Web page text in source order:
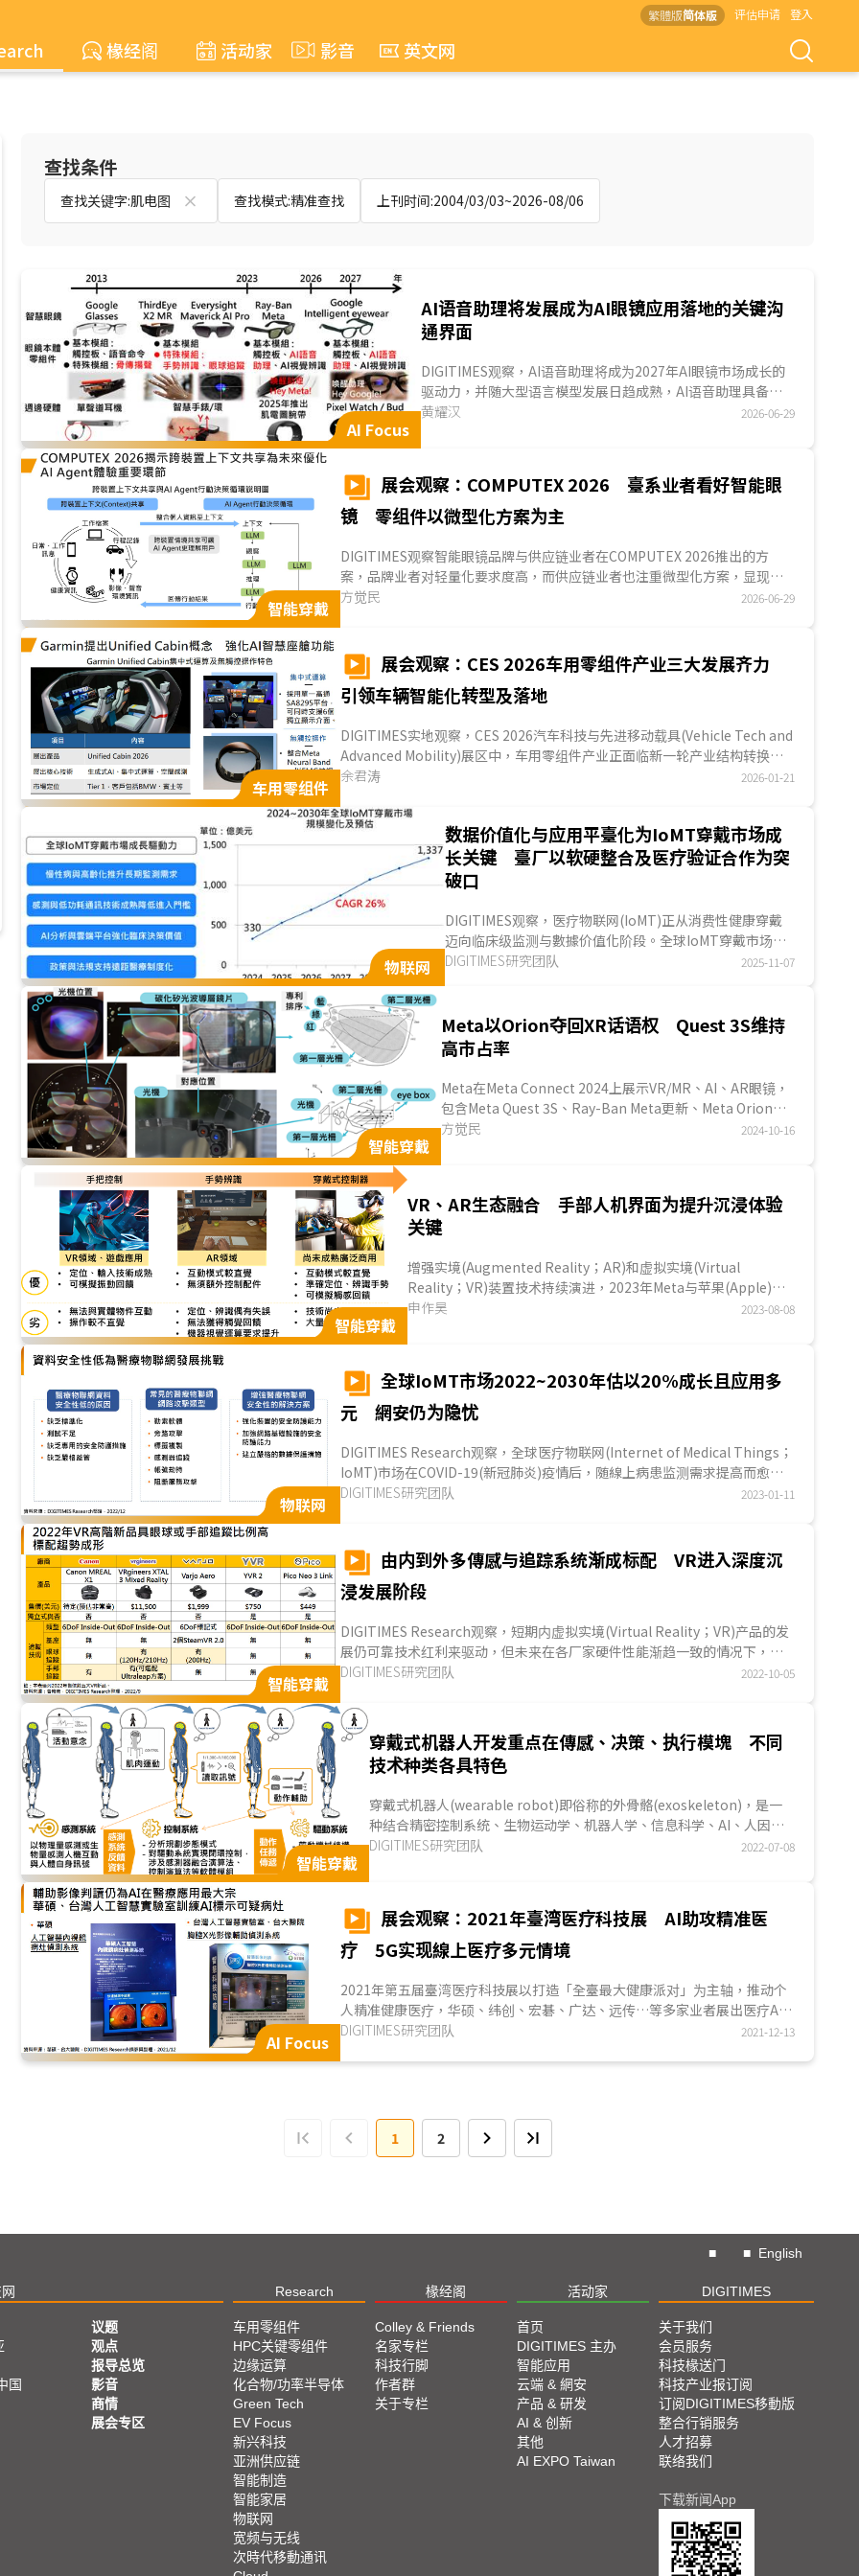
繁體版简体版 评估申请 登入
椽经阁 活动家 影音 英文网
查找条件
查找关键字:肌电图 查找模式:精准查找 上刊时间:2004/03/03~2026-08/06
AI Focus
AI语音助理将发展成为AI眼镜应用落地的关键沟
通界面
DIGITIMES观察，AI语音助理将成为2027年AI眼镜市场成长的
驱动力，并随大型语言模型发展日趋成熟，AI语音助理具备免
动手的优势，将成为AI眼镜主流的沟通界面。AI眼镜针对用户在
用户生活的便利性，因此，未来3~5年AI Agent应用在AI眼镜
上，是否可提高AI眼镜出货量，将取决于与生态系整合的广度
而定，亦是AI眼镜占有市场领导地位的重要指标。..
黄耀汉 2026-06-29
智能穿戴
展会观察：COMPUTEX 2026 臺系业者看好智能眼
镜 零组件以微型化方案为主
DIGITIMES观察智能眼镜品牌与供应链业者在COMPUTEX 2026推出的方
案，品牌业者对轻量化要求度高，而供应链业者也注重微型化方案，显现智
能眼镜配戴舒适度、外观接受度仍为产业积极优化的主要方向，而臺系业者
方觉民 2026-06-29
车用零组件
展会观察：CES 2026车用零组件产业三大发展齐力
引领车辆智能化转型及落地
DIGITIMES实地观察，CES 2026汽车科技与先进移动载具(Vehicle Tech and
Advanced Mobility)展区中，车用零组件产业正面临新一轮产业结构转换的
关键节点，相较过往CES车用零组件业者聚焦在单一硬件性能或零组件规格表
示主轴，聚焦在智能座舱、SDV、自动化与傳感等三大发展方向，反映车辆由
过往定位的传统交通工具，快速转向以软硬整合、數據驱动及持续演进为核
心的智能化载具。此一转变不仅牵动整车架构，也重新定义零组件在车用价
值链中的角色与定位。...
余君涛 2026-01-21
物联网
数据价值化与应用平臺化为IoMT穿戴市场成
长关键 臺厂以软硬整合及医疗验证合作为突
破口
DIGITIMES观察，医疗物联网(IoMT)正从消费性健康穿戴
迈向临床级监测与數據价值化阶段。全球IoMT穿戴市场在
高龄化、慢性病普及与線上医疗常态化的推动下快速成长，
DIGITIMES研究团队 2025-11-07
智能穿戴
Meta以Orion夺回XR话语权 Quest 3S维持
高市占率
Meta在Meta Connect 2024上展示VR/MR、AI、AR眼镜，
包含Meta Quest 3S、Ray-Ban Meta更新、Meta Orion，
涵盖穿戴眼镜产品所有类别。VR/MR眼镜Meta Ques...
方觉民 2024-10-16
智能穿戴
VR、AR生态融合 手部人机界面为提升沉浸体验
关键
增强实境(Augmented Reality；AR)和虚拟实境(Virtual
Reality；VR)装置技术持续演进，2023年Meta与苹果(Apple)分
别推出VR与AR一体机，AR情境的加入使得各大头...
申作昊 2023-08-08
物联网
全球IoMT市场2022~2030年估以20%成长且应用多
元 網安仍为隐忧
DIGITIMES Research观察，全球医疗物联网(Internet of Medical Things；
IoMT)市场在COVID-19(新冠肺炎)疫情后，随線上病患监测需求提高而愈趋
蓬勃，且因应高龄...
DIGITIMES研究团队 2023-01-11
智能穿戴
由内到外多傳感与追踪系统渐成标配 VR进入深度沉
浸发展阶段
DIGITIMES Research观察，短期内虚拟实境(Virtual Reality；VR)产品的发
展仍可靠技术红利来驱动，但未来在各厂家硬件性能渐趋一致的情况下，互
动(interaction)技术...
DIGITIMES研究团队 2022-10-05
智能穿戴
穿戴式机器人开发重点在傳感、决策、执行模塊 不同
技术种类各具特色
穿戴式机器人(wearable robot)即俗称的外骨骼(exoskeleton)，是一
种结合精密控制系统、生物运动学、机器人学、信息科学、AI、人因工
程学等跨领域知识，以协助人体完成...
DIGITIMES研究团队 2022-07-08
AI Focus
展会观察：2021年臺湾医疗科技展 AI助攻精准医
疗 5G实现線上医疗多元情境
2021年第五届臺湾医疗科技展以打造「全臺最大健康派对」为主轴，推动个
人精准健康医疗，华硕、纬创、宏碁、广达、远传…等多家业者展出医疗AI
与線上医疗多项创新应用。
DIGITIMES研究团队 2021-12-13
1 2
■ ■ English
Research 椽经阁 活动家 DIGITIMES
国
议题
观点
报导总览
影音
商情
展会专区
车用零组件
HPC关键零组件
边缘运算
化合物/功率半导体
Green Tech
EV Focus
新兴科技
亚洲供应链
智能制造
智能家居
物联网
宽频与无线
次時代移動通讯
Colley & Friends
名家专栏
科技行脚
作者群
关于专栏
首页
DIGITIMES 主办
智能应用
云端 & 網安
产品 & 研发
AI & 创新
其他
AI EXPO Taiwan
关于我们
会员服务
科技椽送门
科技产业报订阅
订阅DIGITIMES移動版
整合行销服务
人才招募
联络我们
下载新闻App